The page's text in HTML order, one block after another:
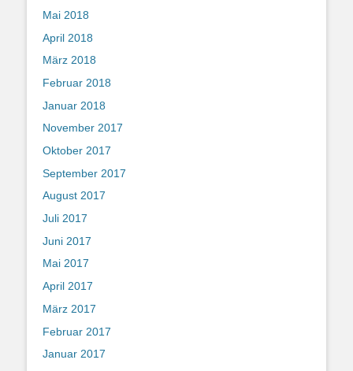
Mai 2018
April 2018
März 2018
Februar 2018
Januar 2018
November 2017
Oktober 2017
September 2017
August 2017
Juli 2017
Juni 2017
Mai 2017
April 2017
März 2017
Februar 2017
Januar 2017